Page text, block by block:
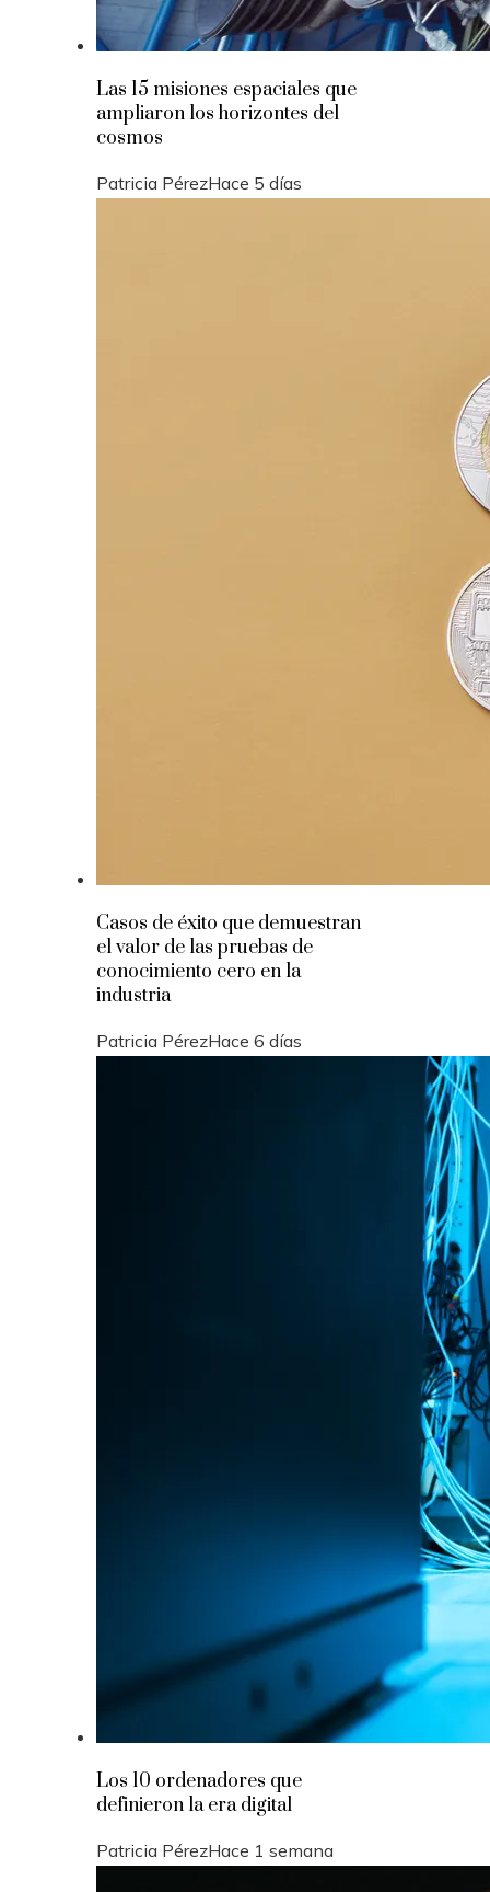
Las 15 misiones espaciales que
ampliaron los horizontes del
cosmos
Patricia PérezHace 5 días
Casos de éxito que demuestran
el valor de las pruebas de
conocimiento cero en la
industria
Patricia PérezHace 6 días
Los 10 ordenadores que
definieron la era digital
Patricia PérezHace 1 semana